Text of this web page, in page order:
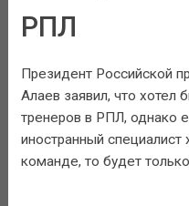
РПЛ
Президент Российской
Алаев заявил, что хотел
тренеров в РПЛ, однако
иностранный
команде, то будет